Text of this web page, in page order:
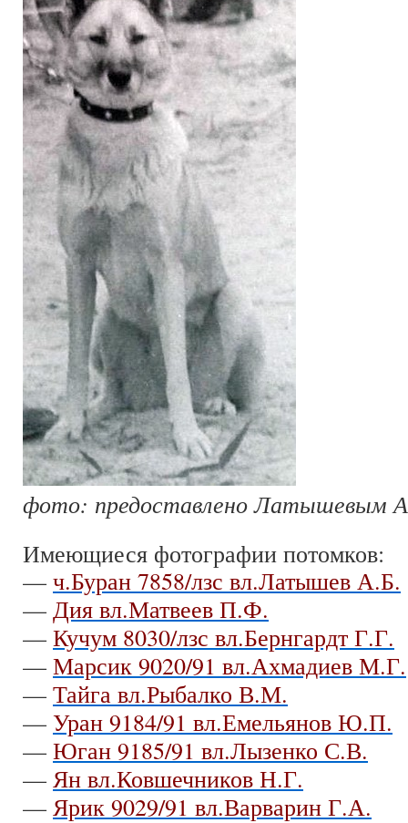
фото: предоставлено Латышевым
Имеющиеся фотографии потомков:
— ч.Буран 7858/лзс вл.Латышев А.Б.
— Дия вл.Матвеев П.Ф.
— Кучум 8030/лзс вл.Бернгардт Г.Г.
— Марсик 9020/91 вл.Ахмадиев М.Г.
— Тайга вл.Рыбалко В.М.
— Уран 9184/91 вл.Емельянов Ю.П.
— Юган 9185/91 вл.Лызенко С.В.
— Ян вл.Ковшечников Н.Г.
— Ярик 9029/91 вл.Варварин Г.А.